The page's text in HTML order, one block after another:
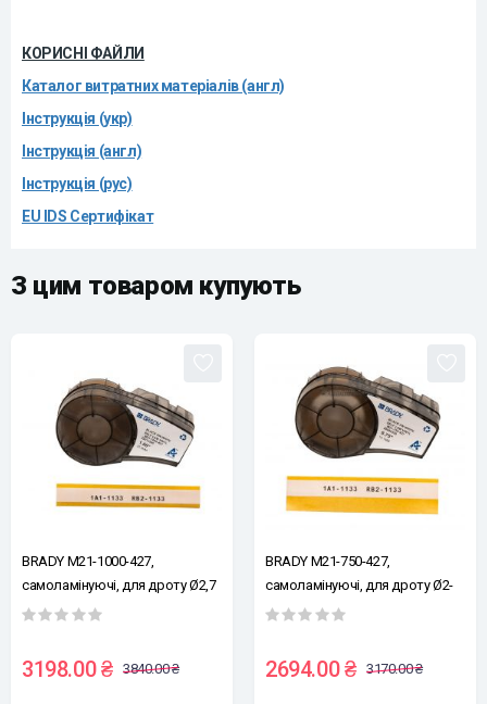
КОРИСНІ ФАЙЛИ
Каталог витратних матеріалів (англ)
Інструкція (укр)
Інструкція (англ)
Інструкція (рус)
EU IDS Сертифікат
З цим товаром купують
BRADY M21-1000-427,
самоламінуючі, для дроту Ø2,7
- 5,1мм, чорним на білому,
3198.00 ₴ 3840.00 ₴
BRADY M21-750-427,
самоламінуючі, для дроту Ø2-
3мм, чорним на білому, стрічка
2694.00 ₴ 3170.00 ₴